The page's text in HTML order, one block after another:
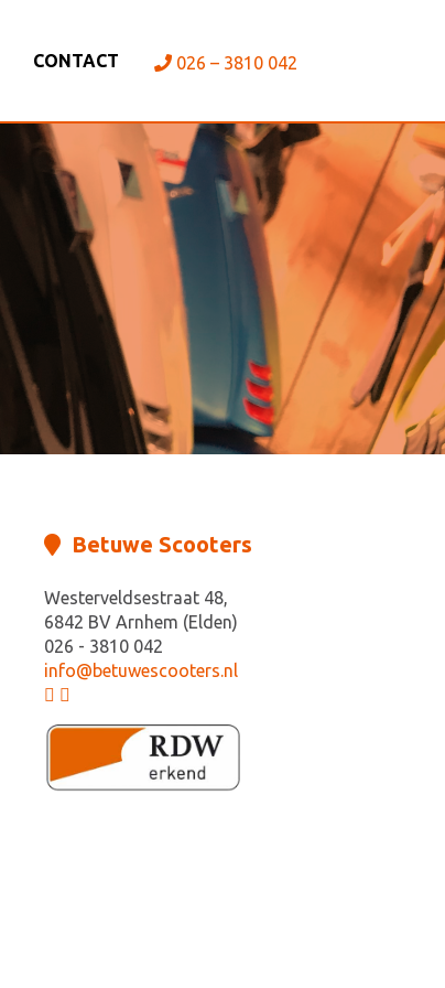
CONTACT 026 – 3810 042
Betuwe Scooters
Westerveldsestraat 48,
6842 BV Arnhem (Elden)
026 - 3810 042
info@betuwescooters.nl